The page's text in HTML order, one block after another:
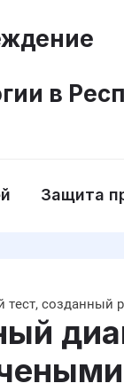
в
Защита
созданный